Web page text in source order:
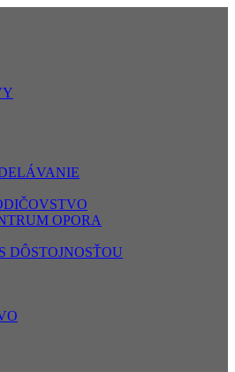
OPORA
DÔSTOJNOSŤOU